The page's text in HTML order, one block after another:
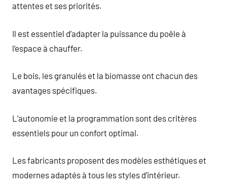
attentes et ses priorités.
Il est essentiel d’adapter la puissance du poêle à
l’espace à chauffer.
Le bois, les granulés et la biomasse ont chacun des
avantages spécifiques.
L’autonomie et la programmation sont des critères
essentiels pour un confort optimal.
Les fabricants proposent des modèles esthétiques et
modernes adaptés à tous les styles d’intérieur.